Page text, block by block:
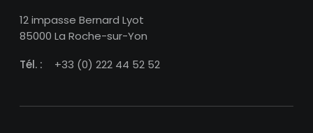
12 impasse Bernard Lyot
85000 La Roche-sur-Yon
Tél. :
+33 (0) 222 44 52 52